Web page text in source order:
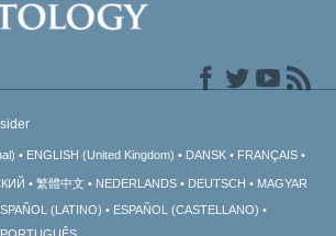
ENGLISH (United Kingdom) DANSK FRANÇAIS
繁體中文 NEDERLANDS DEUTSCH
MAGYAR
(LATINO)
ESPAÑOL (CASTELLANO)